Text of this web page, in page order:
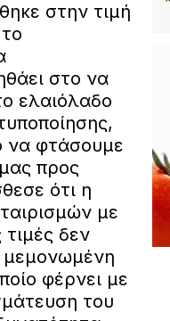
στην τιμή
στο να
ελαιόλαδο
να φτάσουμε
προς
ότι η
με
τιμές δεν
μεμονωμένη
φέρνει με
του